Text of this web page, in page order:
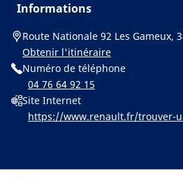
Informations
Route Nationale 92 Les Gameux,
Obtenir l'itinéraire
Numéro de téléphone
04 76 64 92 15
Site Internet
https://www.renault.fr/trouver-